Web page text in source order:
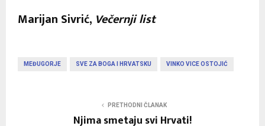
Marijan Sivrić, Večernji list
MEĐUGORJE SVE ZA BOGA I HRVATSKU VINKO VICE OSTOJIĆ
PRETHODNI ČLANAK
Njima smetaju svi Hrvati!